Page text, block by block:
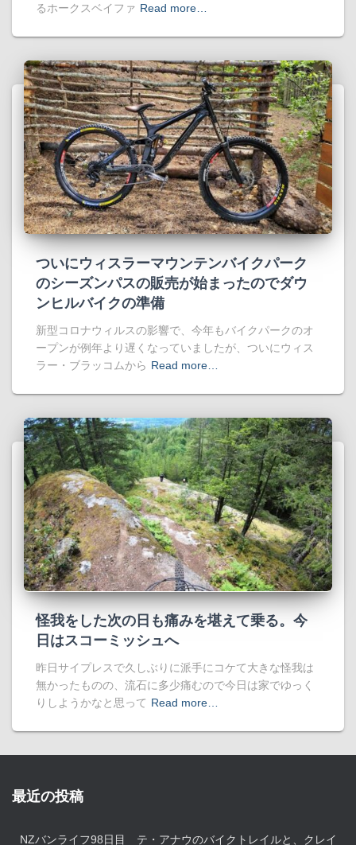
るホークスベイファ Read more…
ついにウィスラーマウンテンバイクパーク
のシーズンパスの販売が始まったのでダウ
ンヒルバイクの準備
新型コロナウィルスの影響で、今年もバイクパークのオ
ープンが例年より遅くなっていましたが、ついにウィス
ラー・ブラッコムから Read more…
怪我をした次の日も痛みを堪えて乗る。今
日はスコーミッシュへ
昨日サイプレスで久しぶりに派手にコケて大きな怪我は
無かったものの、流石に多少痛むので今日は家でゆっく
りしようかなと思って Read more…
最近の投稿
NZバンライフ98日目 テ・アナウのバイクトレイルと、クレイ